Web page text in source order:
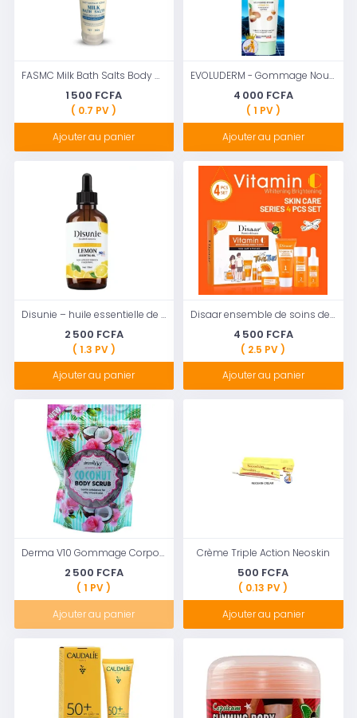
FASMC Milk Bath Salts Body Massage Scrub (380g)
1 500 FCFA
( 0.7 PV )
Ajouter au panier
EVOLUDERM - Gommage Nourrissant Huile D’Argan - 150 ml - 97% d’Origine Naturelle - Végan
4 000 FCFA
( 1 PV )
Ajouter au panier
Disunie – huile essentielle de citron, diffuseur infusé d'eucalyptus, pour le corps, les cheveux, le visage, les ongles
2 500 FCFA
( 1.3 PV )
Ajouter au panier
Disaar ensemble de soins de la peau du visage à la vitamine C, Kit de produits de soins de la peau du visage avec nettoyant pour le visage, Toner, Essence, crème pour les yeux, crème pour le
4 500 FCFA
( 2.5 PV )
Ajouter au panier
Derma V10 Gommage Corporel Noix de Coco Gommage Doux pour Peau Douce et Soyeuse 200g
2 500 FCFA
( 1 PV )
Ajouter au panier
Crème Triple Action Neoskin
500 FCFA
( 0.13 PV )
Ajouter au panier